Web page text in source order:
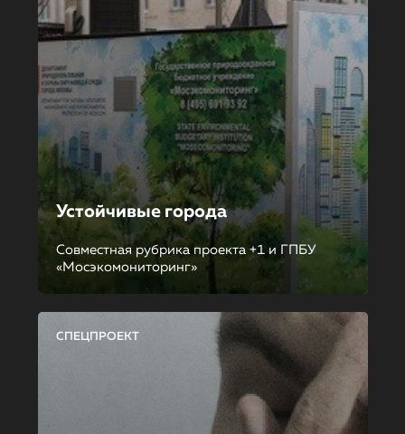
Устойчивые города
Совместная рубрика проекта +1 и ГПБУ
«Мосэкомониторинг»
СПЕЦПРОЕКТ